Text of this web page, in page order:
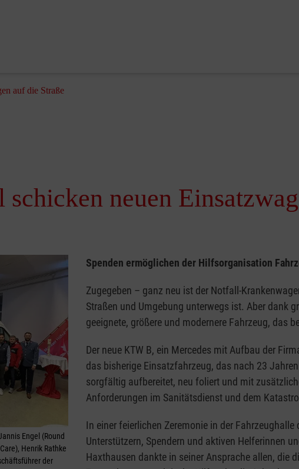
auf die Straße
neuen
Engel (Round
Henrik Rathke
der
Spenden ermöglichen der Hilfsorganisation
Zugegeben – ganz neu ist der Notfall-
Straßen und Umgebung unterwegs ist. Aber dank
geeignete, größere und modernere Fahrzeug, das
Der neue KTW B, ein Mercedes mit Aufbau der
das bisherige Einsatzfahrzeug, das nach 23
sorgfältig aufbereitet, neu foliert und mit
Anforderungen im Sanitätsdienst und dem
In einer feierlichen Zeremonie in der
Unterstützern, Spendern und aktiven Helferinnen
Haxthausen dankte in seiner Ansprache allen, die